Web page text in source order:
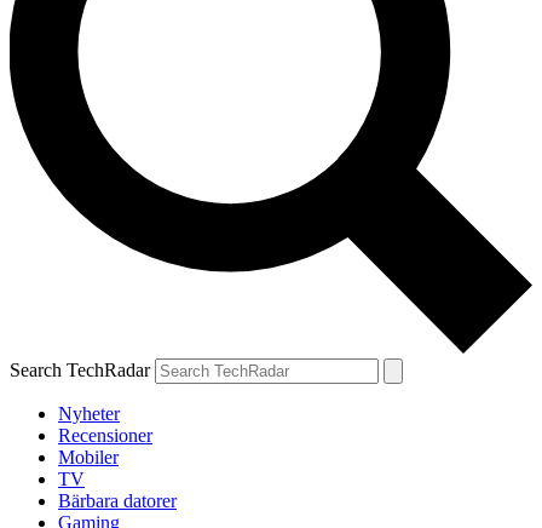
Search TechRadar
Nyheter
Recensioner
Mobiler
TV
Bärbara datorer
Gaming